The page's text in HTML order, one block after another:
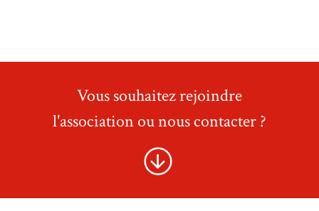
Vous souhaitez rejoindre
l'association ou nous contacter ?